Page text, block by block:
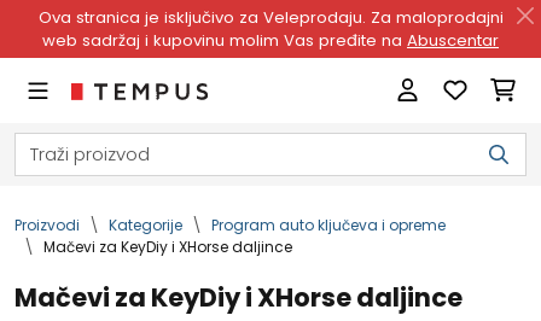
Ova stranica je isključivo za Veleprodaju. Za maloprodajni
web sadržaj i kupovinu molim Vas pređite na Abuscentar
Proizvodi Kategorije
Program auto ključeva i opreme
Mačevi za KeyDiy i XHorse daljince
Mačevi za KeyDiy i XHorse daljince